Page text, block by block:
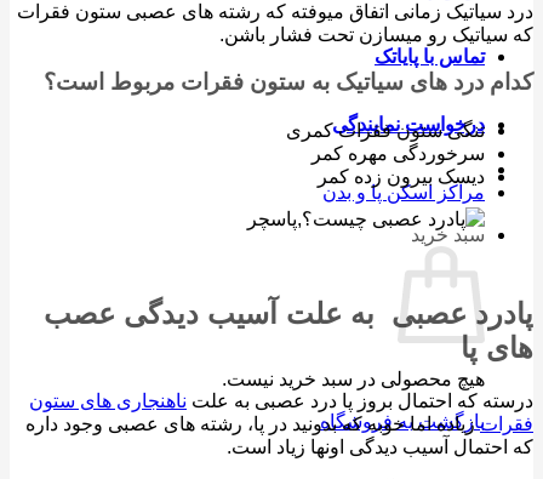
تماس با پایاتک
درخواست نمایندگی
مراکز اسکن پا و بدن
سبد خرید
هیچ محصولی در سبد خرید نیست.
بازگشت به فروشگاه
سیاتیک زمانی اتفاق میوفته که رشته های عصبی ستون فقرات
رو میسازن تحت فشار باشن.
درد های سیاتیک به ستون فقرات مربوط است؟
تنگی ستون فقرات کمری
سرخوردگی مهره کمر
دیسک بیرون زده کمر
عصبی به علت آسیب دیدگی عصب
پا
که احتمال بروز پا درد عصبی به علتناهنجاری های ستون
زیاده اما خوبه که بدونید در پا، رشته های عصبی وجود داره
آسیب دیدگی اونها زیاد است.